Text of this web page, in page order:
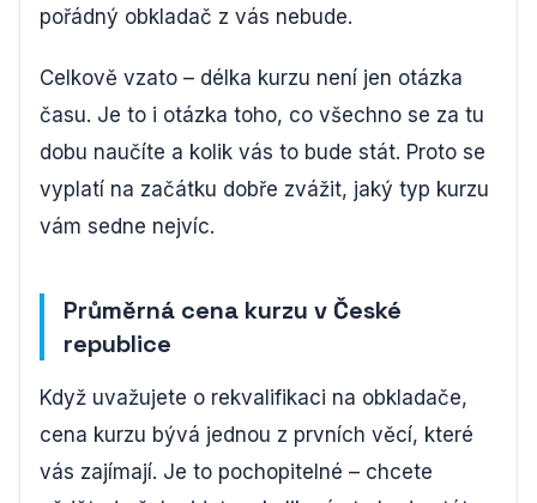
pořádný obkladač z vás nebude.
Celkově vzato – délka kurzu není jen otázka
času. Je to i otázka toho, co všechno se za tu
dobu naučíte a kolik vás to bude stát. Proto se
vyplatí na začátku dobře zvážit, jaký typ kurzu
vám sedne nejvíc.
Průměrná cena kurzu v České
republice
Když uvažujete o rekvalifikaci na obkladače,
cena kurzu bývá jednou z prvních věcí, které
vás zajímají. Je to pochopitelné – chcete